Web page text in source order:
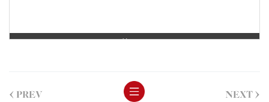
第 1 页
< PREV NEXT >